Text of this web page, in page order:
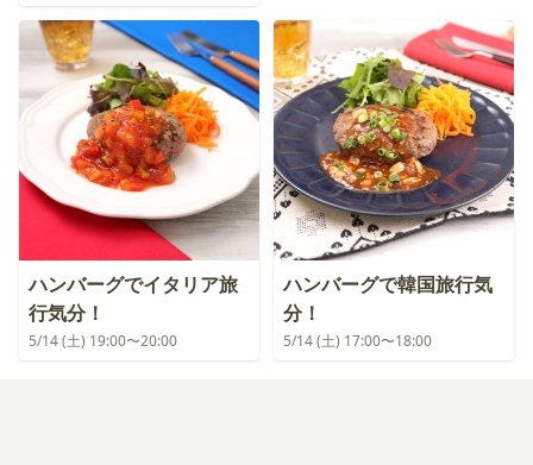
ハンバーグでイタリア旅
行気分！
5/14 (土) 19:00〜20:00
ハンバーグで韓国旅行気
分！
5/14 (土) 17:00〜18:00